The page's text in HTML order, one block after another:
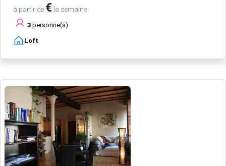
à partir de € la semaine
3 personne(s)
Loft